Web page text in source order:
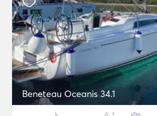
Beneteau Oceanis 34.1